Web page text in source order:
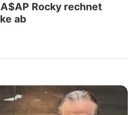
Rocky rechnet
ab